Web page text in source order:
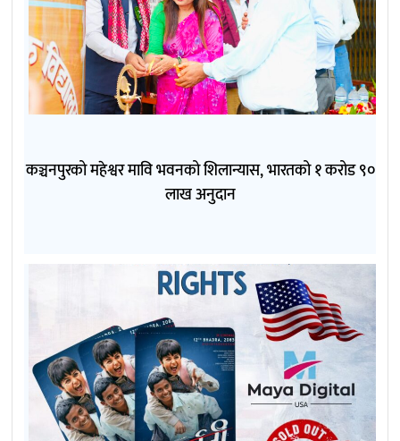
कञ्चनपुरको महेश्वर मावि भवनको शिलान्यास, भारतको १ करोड ९०
लाख अनुदान